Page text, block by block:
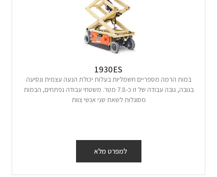
1930ES
במות הרמה מספריים חשמליות בעלות יכולת הנעה עצמית ונסיעה
בגובה, גובה עבודה של זו כ-7.8 מטר. משטחי עבודה נפתחים, הבמות
מסוגלות לשאת שני אנשי צוות
למפרט מלא